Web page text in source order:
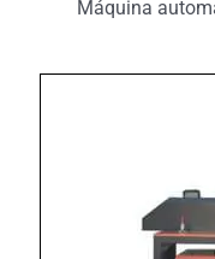
Máquina